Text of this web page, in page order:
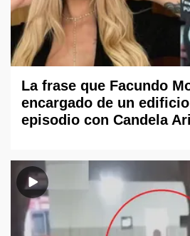
La frase que Facundo
encargado de un
episodio con Candela